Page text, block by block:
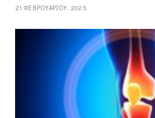
21 ΦΕΒΡΟΥΑΡΊΟΥ, 2025